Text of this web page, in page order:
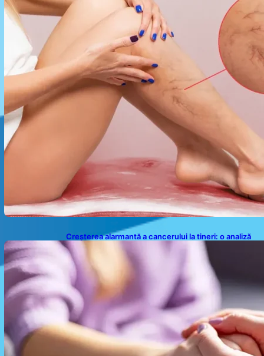
Creșterea alarmantă a cancerului la tineri: o analiză
detaliată a tendințelor globale